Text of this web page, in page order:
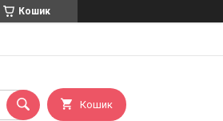
Кошик
Кошик